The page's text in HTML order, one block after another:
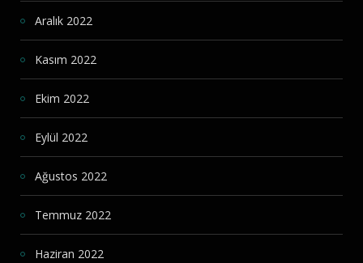
Aralık 2022
Kasım 2022
Ekim 2022
Eylül 2022
Ağustos 2022
Temmuz 2022
Haziran 2022